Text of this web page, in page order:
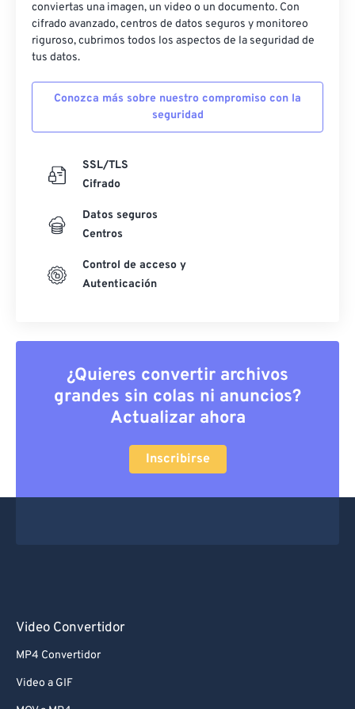
conviertas una imagen, un video o un documento. Con
cifrado avanzado, centros de datos seguros y monitoreo
riguroso, cubrimos todos los aspectos de la seguridad de
tus datos.
Conozca más sobre nuestro compromiso con la
seguridad
SSL/TLS
Cifrado
Datos seguros
Centros
Control de acceso y
Autenticación
¿Quieres convertir archivos
grandes sin colas ni anuncios?
Actualizar ahora
Inscribirse
Video Convertidor
MP4 Convertidor
Video a GIF